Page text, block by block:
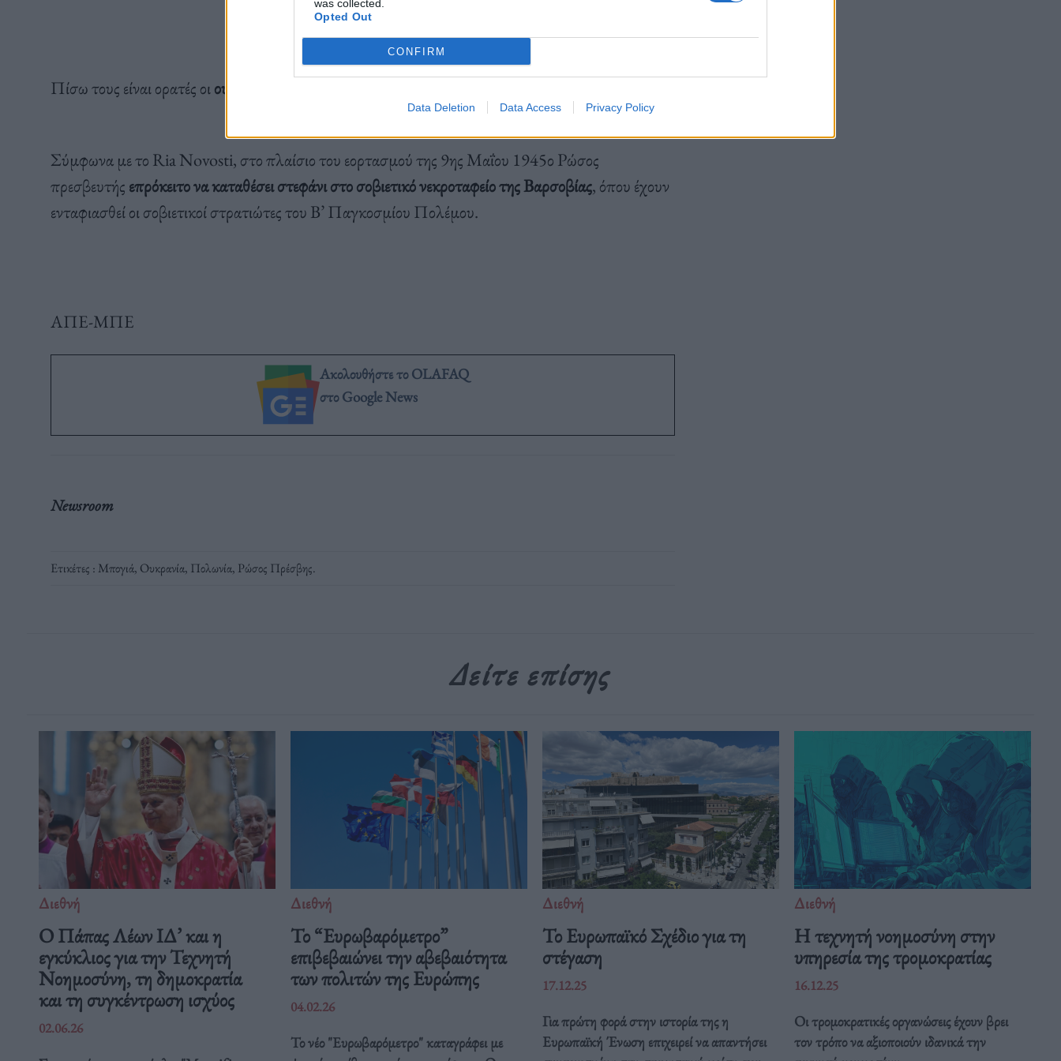
was collected.
Opted Out
CONFIRM
Data Deletion Data Access Privacy Policy
Πίσω τους είναι ορατές οιουκρανικές σημαίες που κρατούν οι διαδηλωτές
Σύμφωνα με το Ria Novosti, στο πλαίσιο του εορτασμού της 9ης Μαΐου 1945ο Ρώσος
πρεσβευτής επρόκειτο να καταθέσει στεφάνι στο σοβιετικό νεκροταφείο της Βαρσοβίας, όπου έχουν
ενταφιασθεί οι σοβιετικοί στρατιώτες του Β’ Παγκοσμίου Πολέμου.
ΑΠΕ-ΜΠΕ
Ακολουθήστε το OLAFAQ
στο Google News
Newsroom
Ετικέτες : Μπογιά, Ουκρανία, Πολωνία, Ρώσος Πρέσβης.
Δείτε επίσης
Διεθνή
Ο Πάπας Λέων ΙΔ’ και η
εγκύκλιος για την Τεχνητή
Νοημοσύνη, τη δημοκρατία
και τη συγκέντρωση ισχύος
02.06.26
Διεθνή
Το “Ευρωβαρόμετρο”
επιβεβαιώνει την αβεβαιότητα
των πολιτών της Ευρώπης
04.02.26
Το νέο "Ευρωβαρόμετρο" καταγράφει με
Διεθνή
Το Ευρωπαϊκό Σχέδιο για τη
στέγαση
17.12.25
Για πρώτη φορά στην ιστορία της η
Ευρωπαϊκή Ένωση επιχειρεί να απαντήσει
Διεθνή
Η τεχνητή νοημοσύνη στην
υπηρεσία της τρομοκρατίας
16.12.25
Οι τρομοκρατικές οργανώσεις έχουν βρει
τον τρόπο να αξιοποιούν ιδανικά την